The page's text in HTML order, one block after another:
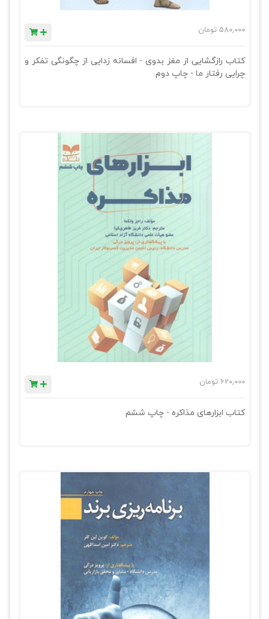
580,000 تومان
کتاب رازگشایی از مغز بدوی - افسانه زدایی از چگونگی تفکر و
چرایی رفتار ما - چاپ دوم
620,000 تومان
کتاب ابزارهای مذاکره - چاپ ششم